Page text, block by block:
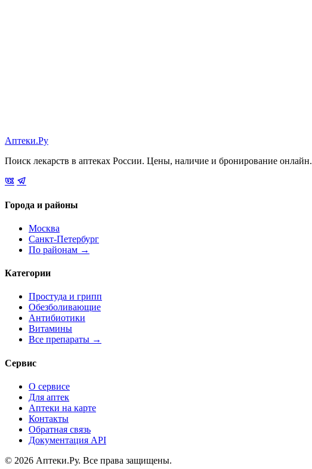
Аптеки.Ру
Поиск лекарств в аптеках России. Цены, наличие и бронирование онлайн.
Города и районы
Москва
Санкт-Петербург
По районам →
Категории
Простуда и грипп
Обезболивающие
Антибиотики
Витамины
Все препараты →
Сервис
О сервисе
Для аптек
Аптеки на карте
Контакты
Обратная связь
Документация API
© 2026 Аптеки.Ру. Все права защищены.